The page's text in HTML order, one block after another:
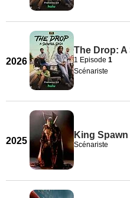
2026
The Drop: A
1 Episode 1
Scénariste
2025
King Spawn
Scénariste